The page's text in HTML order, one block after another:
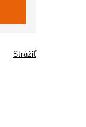
Strážiť